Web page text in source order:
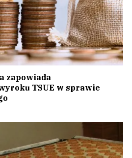
zapowiada
TSUE w sprawie